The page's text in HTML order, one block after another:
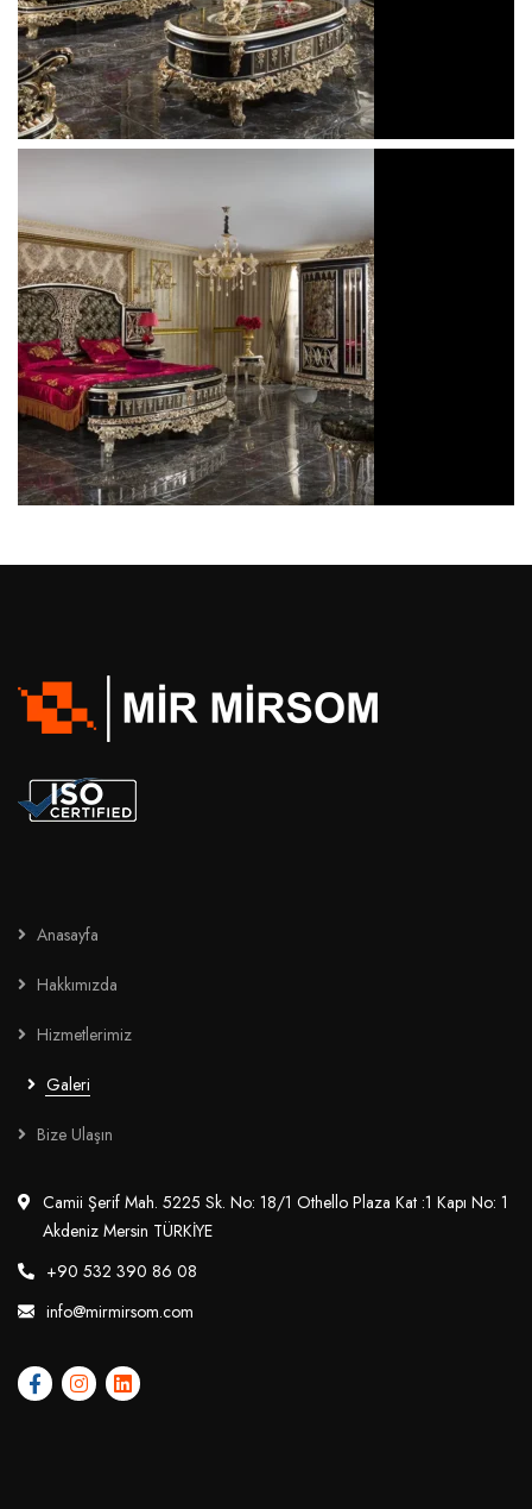
Anasayfa
Hakkımızda
Hizmetlerimiz
Galeri
Bize Ulaşın
Camii Şerif Mah. 5225 Sk. No: 18/1 Othello Plaza Kat :1 Kapı No: 1
Akdeniz Mersin TÜRKİYE
+90 532 390 86 08
info@mirmirsom.com